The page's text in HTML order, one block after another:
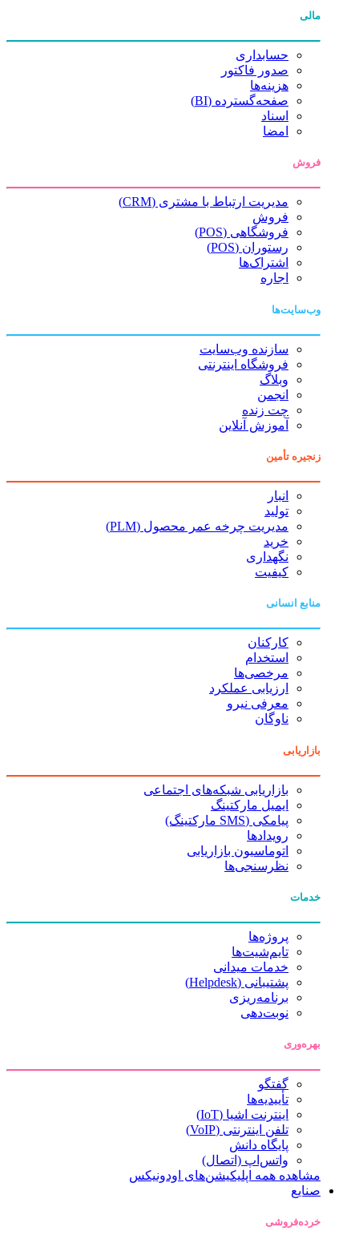
مالی
حسابداری
صدور فاکتور
هزینه‌ها
صفحه‌گسترده (BI)
اسناد
امضا
فروش
مدیریت ارتباط با مشتری (CRM)
فروش
فروشگاهی (POS)
رستوران (POS)
اشتراک‌ها
اجاره
وب‌سایت‌ها
سازنده وب‌سایت
فروشگاه اینترنتی
وبلاگ
انجمن
چت زنده
آموزش آنلاین
زنجیره تأمین
انبار
تولید
مدیریت چرخه عمر محصول (PLM)
خرید
نگهداری
کیفیت
منابع انسانی
کارکنان
استخدام
مرخصی‌ها
ارزیابی عملکرد
معرفی نیرو
ناوگان
بازاریابی
بازاریابی شبکه‌های اجتماعی
ایمیل مارکتینگ
پیامکی (SMS مارکتینگ)
رویدادها
اتوماسیون بازاریابی
نظرسنجی‌ها
خدمات
پروژه‌ها
تایم‌شیت‌ها
خدمات میدانی
پشتیبانی (Helpdesk)
برنامه‌ریزی
نوبت‌دهی
بهره‌وری
گفتگو
تأییدیه‌ها
اینترنت اشیا (IoT)
تلفن اینترنتی (VoIP)
پایگاه دانش
واتس‌اپ (اتصال)
مشاهده همه اپلیکیشن‌های اودونیکس
صنایع
خرده‌فروشی